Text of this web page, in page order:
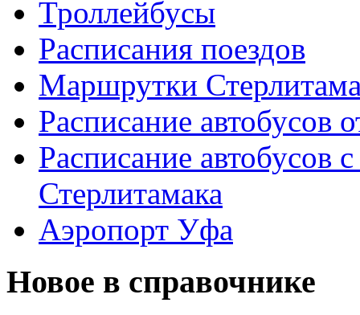
Троллейбусы
Расписания поездов
Маршрутки
Расписание автобусов
Расписание автобусов
Стерлитамака
Аэропорт Уфа
Новое в справочнике